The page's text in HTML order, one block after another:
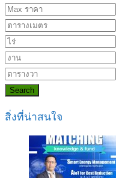
Search
สิ่งที่น่าสนใจ